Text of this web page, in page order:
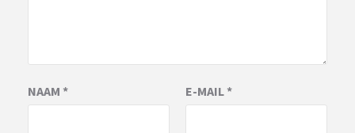
NAAM * E-MAIL*